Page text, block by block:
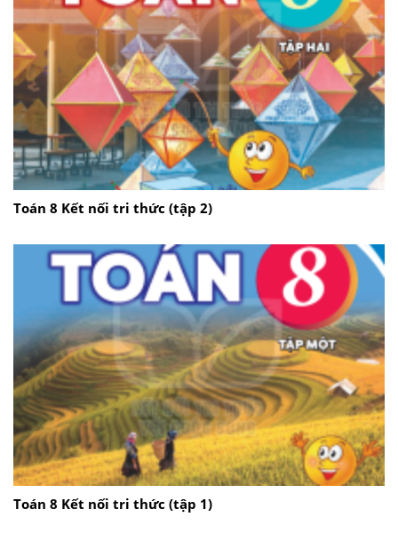
Toán 8 Kết nối tri thức (tập 2)
Toán 8 Kết nối tri thức (tập 1)